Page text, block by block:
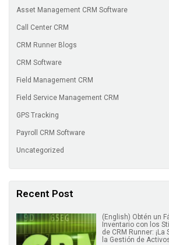
Asset Management CRM Software
Call Center CRM
CRM Runner Blogs
CRM Software
Field Management CRM
Field Service Management CRM
GPS Tracking
Payroll CRM Software
Uncategorized
Recent Post
(English) Obtén un
Inventario con los
de CRM Runner:
la Gestión de